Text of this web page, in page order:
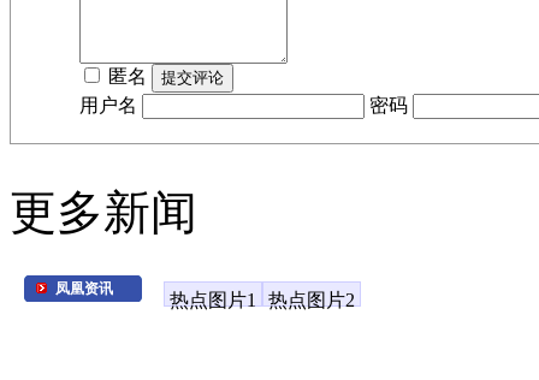
匿名
用户名
密码
更多新闻
凤凰资讯
热点图片1 热点图片2